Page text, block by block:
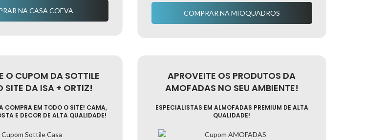
NA CASA COEVA COMPRAR NA MIOQUADROS
O CUPOM DA SOTTILE
SITE DA ISA + ORTIZ!
COMPRA EM TODO O SITE! CAMA,
E DECOR DE ALTA QUALIDADE!
APROVEITE OS PRODUTOS DA
AMOFADAS NO SEU AMBIENTE!
ESPECIALISTAS EM ALMOFADAS PREMIUM DE ALTA
QUALIDADE!